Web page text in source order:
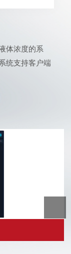
体浓度的系
统支持客户端